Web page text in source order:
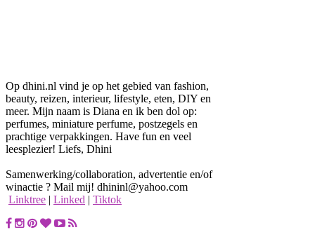
Op dhini.nl vind je op het gebied van fashion,
beauty, reizen, interieur, lifestyle, eten, DIY en
meer. Mijn naam is Diana en ik ben dol op:
perfumes, miniature perfume, postzegels en
prachtige verpakkingen. Have fun en veel
leesplezier! Liefs, Dhini
Samenwerking/collaboration, advertentie en/of
winactie ? Mail mij! dhininl@yahoo.com
Linktree | Linked | Tiktok